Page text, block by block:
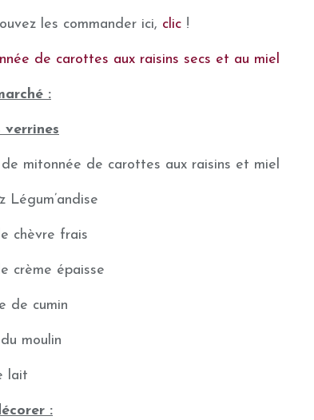
les commander ici, clic !
:
verrines
mitonnée de carottes aux raisins et miel
Légum’andise
chèvre frais
crème épaisse
de cumin
moulin
lait
: